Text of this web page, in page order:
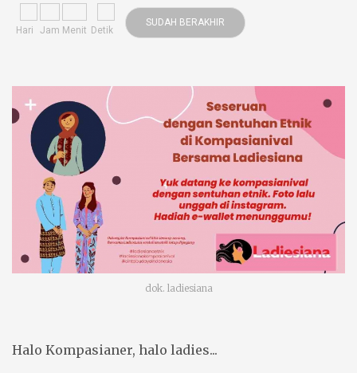
Hari Jam Menit Detik
SUDAH BERAKHIR
dok. ladiesiana
Halo Kompasianer, halo ladies...